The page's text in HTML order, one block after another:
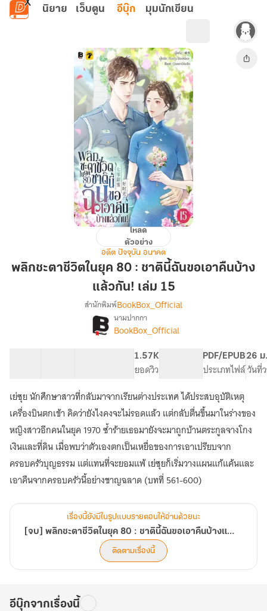
ข้ามไปยังเนื้อหาหลัก
นิยาย เว็บตูน อีบุ๊ก มุมนักเขียน
ชีวิต
นี้
ขอ
เอา
คืน
บ้าง
แล้ว
กัน!
เล่ม
15
โหลด
ตัวอย่าง
อดีต ปัจจุบัน อนาคต
พลิกชะตาชีวิตในยุค 80 : ชาตินี้ฉันขอเอาคืนบ้าง
แล้วกัน! เล่ม 15
เรื่อง[จบ]
พลิก
ชะตา
ชีวิต
ใน
ยุค
80
:
ชาติ
นี้
ฉัน
ขอ
เอา
คืน
แล้ว
กัน
สำนักพิมพ์BookBox_Official
นามปากกา
BookBox_Official
1.57K
ยอดวิว
PDF/EPUB
ประเภทไฟล์
26
วันที่
เย่ซุย นักศึกษาสาวที่กลับมาจากเรียนต่างประเทศ ได้ประสบอุบัติเหตุ
เครื่องบินตกเข้า คิดว่ายังไงคงจะไม่รอดแล้ว แต่กลับตื่นขึ้นมาในร่างของ
หญิงสาวอีกคนในยุค 1970 ซ้ำร้ายเธอมายังจะมาถูกบ้านตระกูลจางโกง
เงินและที่ดิน เมื่อพบว่าตัวเองตกเป็นเหยื่อของการเอาเปรียบจาก
ครอบครัวบุญธรรม แต่แทนที่จะยอมแพ้ เย่ซุยก็เริ่มวางแผนแก้แค้นและ
เอาคืนจากครอบครัวนี้อย่างชาญฉลาด (บทที่ 561-600)
เรื่องนี้ยังมีในรูปแบบรายตอนให้อ่านด้วยนะ
[จบ] พลิกชะตาชีวิตในยุค 80 : ชาตินี้ฉันขอเอาคืนบ้างแล้วกัน
ติดตามเรื่องนี้
อีบุ๊กจากเรื่องนี้